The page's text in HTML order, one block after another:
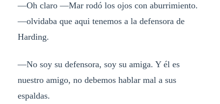
—Oh claro —Mar rodó los ojos con aburrimiento.
—olvidaba que aqui tenemos a la defensora de
Harding.
—No soy su defensora, soy su amiga. Y él es
nuestro amigo, no debemos hablar mal a sus
espaldas.